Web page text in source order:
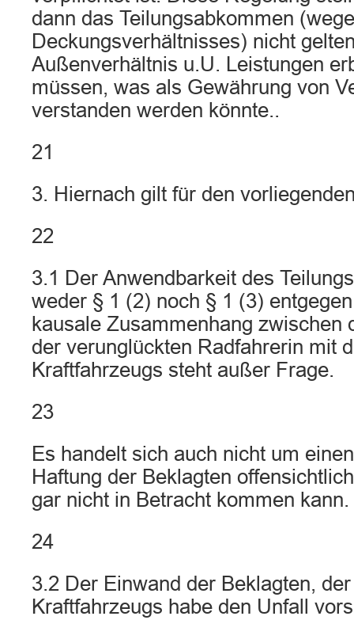
dann das Teilungsabkommen
Deckungsverhältnisses) nicht
Außenverhältnis u.U. Leistungen
müssen, was als Gewährung von
verstanden werden könnte..
21
3. Hiernach gilt für den
22
3.1 Der Anwendbarkeit des
weder § 1 (2) noch § 1 (3)
kausale Zusammenhang zwischen
der verunglückten Radfahrerin mit
Kraftfahrzeugs steht außer Frage.
23
Es handelt sich auch nicht um
Haftung der Beklagten
gar nicht in Betracht kommen kann.
24
3.2 Der Einwand der Beklagten,
Kraftfahrzeugs habe den Unfall